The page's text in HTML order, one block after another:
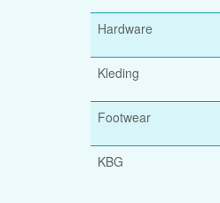
Hardware
Kleding
Footwear
KBG